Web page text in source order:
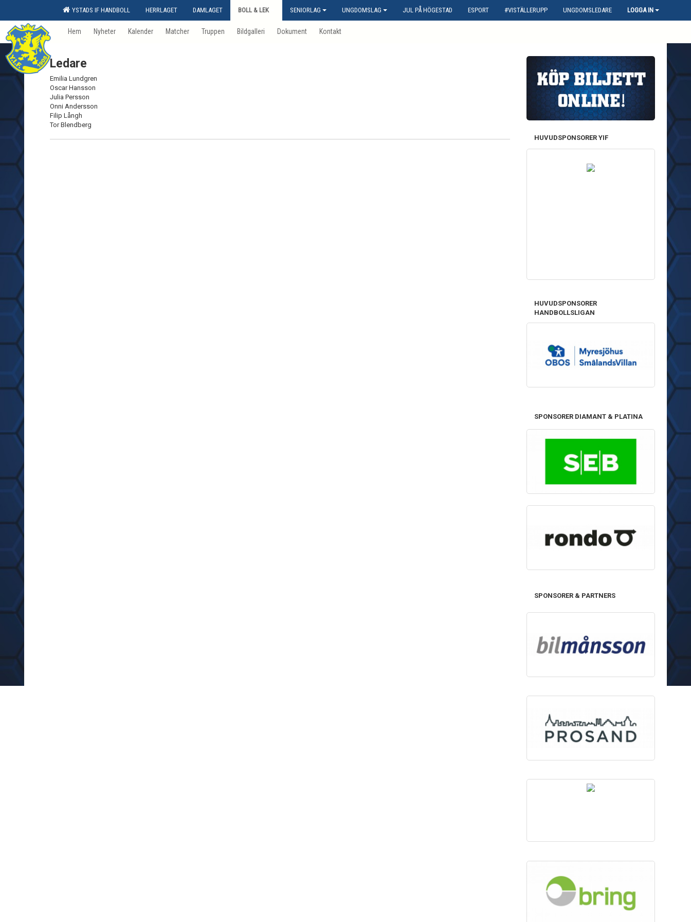
YSTADS IF HANDBOLL HERRLAGET DAMLAGET BOLL & LEK SENIORLAG UNGDOMSLAG JUL PÅ HÖGESTAD ESPORT #VISTÄLLERUPP UNGDOMSLEDARE LOGGA IN
Hem Nyheter Kalender Matcher Truppen Bildgalleri Dokument Kontakt
Ledare
Emilia Lundgren
Oscar Hansson
Julia Persson
Onni Andersson
Filip Långh
Tor Blendberg
HUVUDSPONSORER YIF
HUVUDSPONSORER
HANDBOLLSLIGAN
SPONSORER DIAMANT & PLATINA
SPONSORER & PARTNERS